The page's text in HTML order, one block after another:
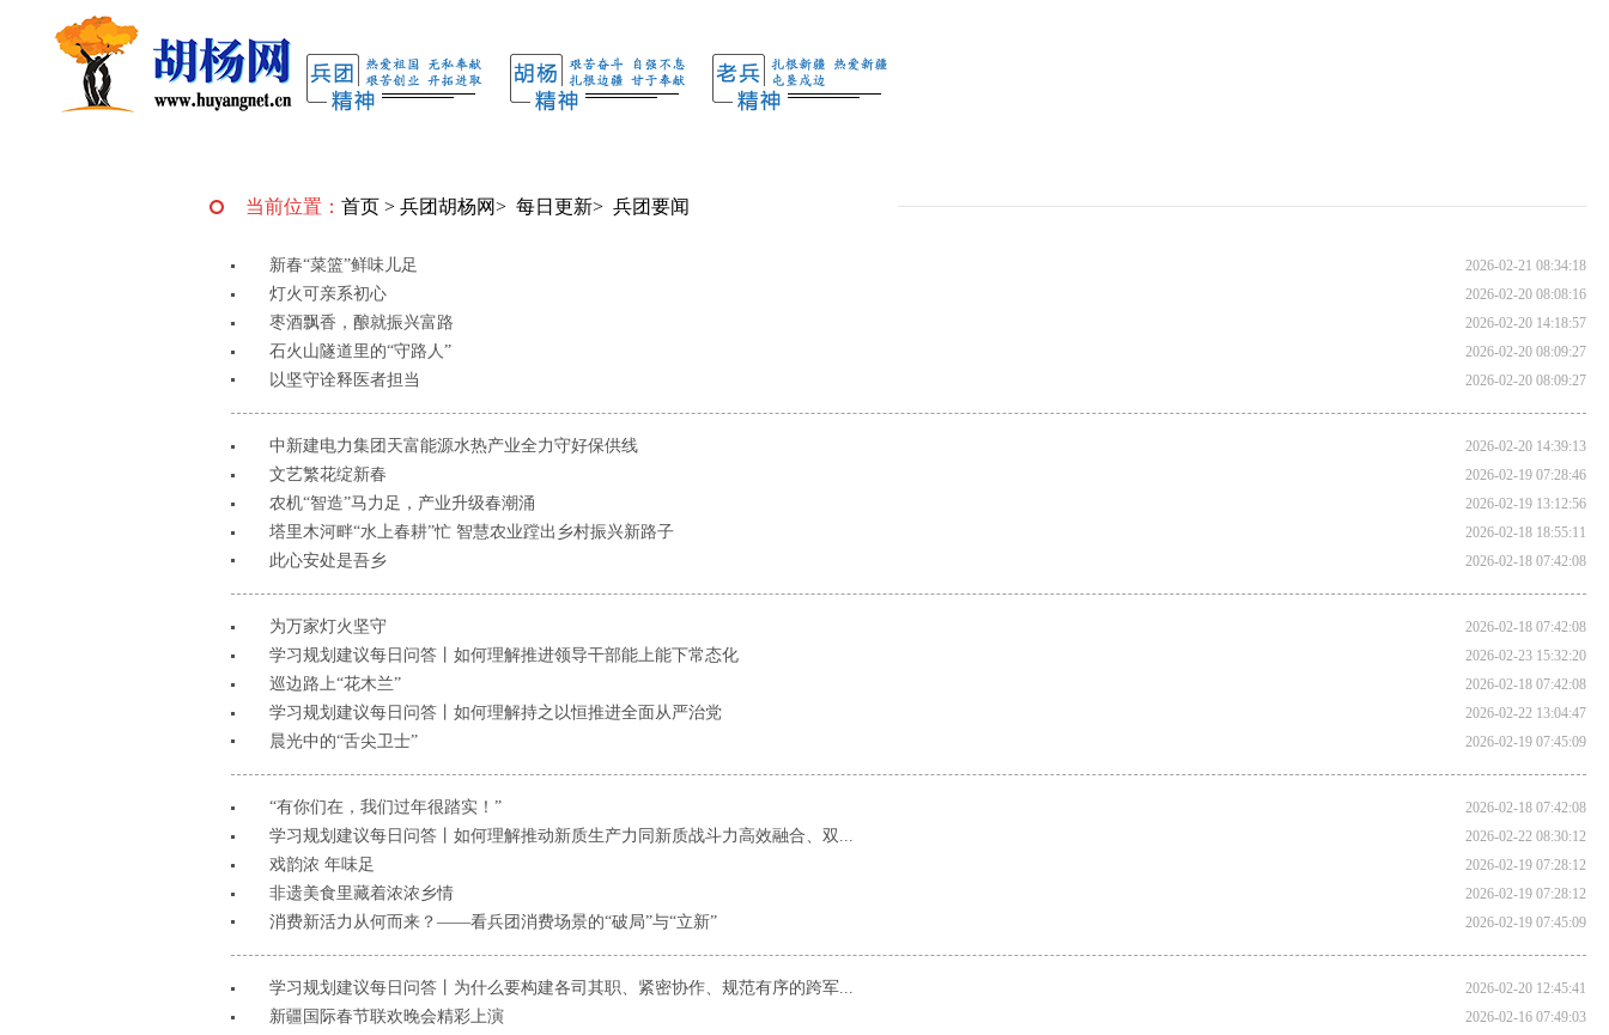
当前位置： 首页 > 兵团胡杨网> 每日更新> 兵团要闻
新春“菜篮”鲜味儿足 2026-02-21 08:34:18
灯火可亲系初心 2026-02-20 08:08:16
枣酒飘香，酿就振兴富路 2026-02-20 14:18:57
石火山隧道里的“守路人” 2026-02-20 08:09:27
以坚守诠释医者担当 2026-02-20 08:09:27
中新建电力集团天富能源水热产业全力守好保供线 2026-02-20 14:39:13
文艺繁花绽新春 2026-02-19 07:28:46
农机“智造”马力足，产业升级春潮涌 2026-02-19 13:12:56
塔里木河畔“水上春耕”忙 智慧农业蹚出乡村振兴新路子 2026-02-18 18:55:11
此心安处是吾乡 2026-02-18 07:42:08
为万家灯火坚守 2026-02-18 07:42:08
学习规划建议每日问答丨如何理解推进领导干部能上能下常态化 2026-02-23 15:32:20
巡边路上“花木兰” 2026-02-18 07:42:08
学习规划建议每日问答丨如何理解持之以恒推进全面从严治党 2026-02-22 13:04:47
晨光中的“舌尖卫士” 2026-02-19 07:45:09
“有你们在，我们过年很踏实！” 2026-02-18 07:42:08
学习规划建议每日问答丨如何理解推动新质生产力同新质战斗力高效融合、双... 2026-02-22 08:30:12
戏韵浓 年味足 2026-02-19 07:28:12
非遗美食里藏着浓浓乡情 2026-02-19 07:28:12
消费新活力从何而来？——看兵团消费场景的“破局”与“立新” 2026-02-19 07:45:09
学习规划建议每日问答丨为什么要构建各司其职、紧密协作、规范有序的跨军... 2026-02-20 12:45:41
新疆国际春节联欢晚会精彩上演 2026-02-16 07:49:03